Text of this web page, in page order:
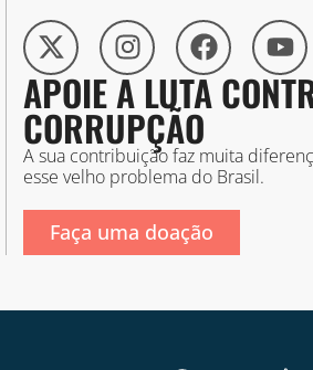
APOIE A LUTA
CORRUPÇÃO
A sua contribuição faz muita
esse velho problema do Brasil.
Faça uma doação